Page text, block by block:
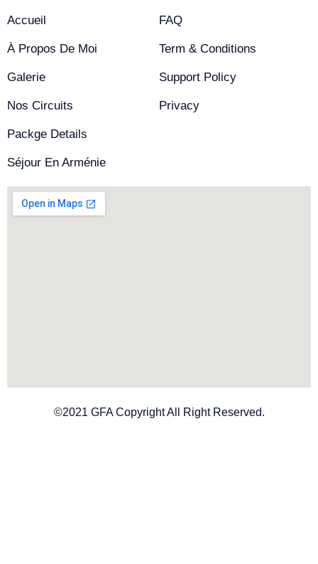
Accueil
À Propos De Moi
Galerie
Nos Circuits
Packge Details
Séjour En Arménie
FAQ
Term & Conditions
Support Policy
Privacy
©2021 GFA Copyright All Right Reserved.